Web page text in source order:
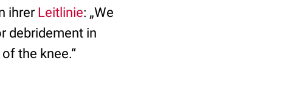
ihrer Leitlinie: „We
debridement in
the knee.“